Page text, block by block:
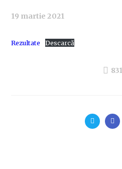
19 martie 2021
Rezultate Descarcă
831